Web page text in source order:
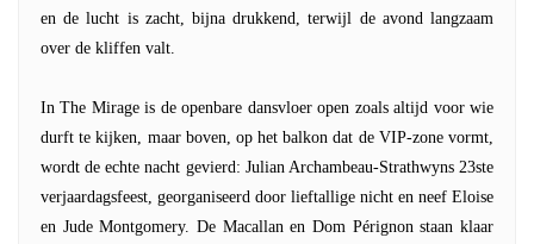
en de lucht is zacht, bijna drukkend, terwijl de avond langzaam
over de kliffen valt.
In The Mirage is de openbare dansvloer open zoals altijd voor wie
durft te kijken, maar boven, op het balkon dat de VIP-zone vormt,
wordt de echte nacht gevierd: Julian Archambeau-Strathwyns 23ste
verjaardagsfeest, georganiseerd door lieftallige nicht en neef Eloise
en Jude Montgomery. De Macallan en Dom Pérignon staan klaar